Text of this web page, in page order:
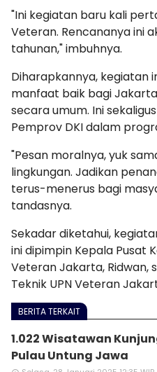
"Ini kegiatan baru kali
Veteran. Rencananya ini
tahunan," imbuhnya.
Diharapkannya, kegiatan
manfaat baik bagi
secara umum. Ini
Pemprov DKI dalam
"Pesan moralnya, yuk
lingkungan. Jadikan
terus-menerus bagi
tandasnya.
Sekadar diketahui,
ini dipimpin Kepala Pusat
Veteran Jakarta, Ridwan,
Teknik UPN Veteran
BERITA TERKAIT
1.022 Wisatawan
Pulau Untung Jawa